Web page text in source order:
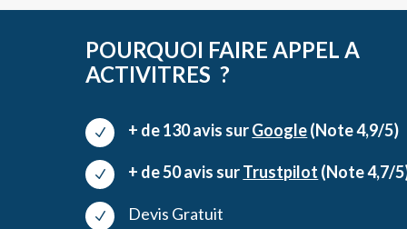
POURQUOI FAIRE APPEL A
ACTIVITRES ?
N + de 130 avis surGoogle(Note 4,9/5)
N + de 50 avis surTrustpilot (Note 4,7/
N Devis Gratuit